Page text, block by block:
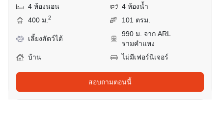
4 ห้องนอน
4 ห้องน้ำ
400 ม.2 101 ตรม.
เลี้ยงสัตว์ได้
990 ม. จาก ARL
รามคำแหง
บ้าน
ไม่มีเฟอร์นิเจอร์
สอบถามตอนนี้